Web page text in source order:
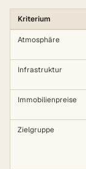
Kriterium
Atmosphäre
Infrastruktur
Immobilienpreise
Zielgruppe